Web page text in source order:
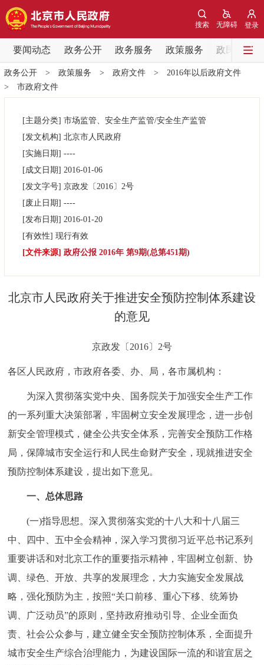
登录
无障碍
搜索
要闻动态 政务公开 政务服务 政策服务 政民互动
要闻动态
党中央精神 国务院信息 中央部委动态
各区热点
市领导
决策公开 专题公开
便民服务 利企服务 投资项目
中介服务 阳光政务
政民互动
12345网上接诉即办 我要咨询
参与调查
走进北京
北京概况 十六区概览 人文北京
绿色北京 图说北京 视频北京
多语种
ENGLISH 한국어 日本語
政务公开> 政策服务 > 政府文件> 2016年以后政府文件
> 市政府文件
[主题分类] 市场监管、安全生产监管/安全生产监管
[发文机构] 北京市人民政府
[实施日期] ----
[成文日期] 2016-01-06
[发文字号] 京政发〔2016〕 2号
[废止日期] ----
[发布日期] 2016-01-20
[有效性] 现行有效
[文件来源] 政府公报 2016年 第9期(总第451期)
​北京市人民政府关于推进安全预防控制体系建设
的意见
京政发〔2016〕2号
各区人民政府，市政府各委、办、局，各市属机构：
为深入贯彻落实党中央、国务院关于加强安全生产工作
的一系列重大决策部署，牢固树立安全发展理念，进一步创
新安全管理模式，健全公共安全体系，完善安全预防工作格
局，保障城市安全运行和人民生命财产安全，现就推进安全
预防控制体系建设，提出如下意见。
一、总体思路
(一)指导思想。深入贯彻落实党的十八大和十八届三
中、四中、五中全会精神，深入学习贯彻习近平总书记系列
重要讲话和对北京工作的重要指示精神，牢固树立创新、协
调、绿色、开放、共享的发展理念，大力实施安全发展战
略，强化预防为主，按照“关口前移、重心下移、统筹协
调、广泛动员”的原则，坚持政府推动引导、企业全面负
责、社会公众参与，建立健全安全预防控制体系，全面提升
城市安全生产综合治理能力，为建设国际一流的和谐宜居之